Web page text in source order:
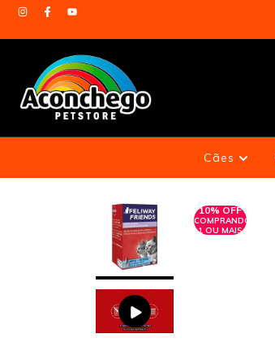
Cães
10% OFF
COMPRANDO
1 OU MAIS